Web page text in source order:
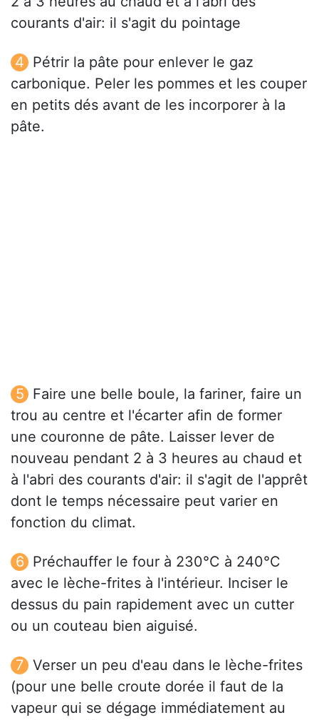
courants d'air: il s'agit du pointage
Pétrir la pâte pour enlever le gaz
carbonique. Peler les pommes et les couper
en petits dés avant de les incorporer à la
pâte.
Faire une belle boule, la fariner, faire un
trou au centre et l'écarter afin de former
une couronne de pâte. Laisser lever de
nouveau pendant 2 à 3 heures au chaud et
à l'abri des courants d'air: il s'agit de l'apprêt
dont le temps nécessaire peut varier en
fonction du climat.
Préchauffer le four à 230°C à 240°C
avec le lèche-frites à l'intérieur. Inciser le
dessus du pain rapidement avec un cutter
ou un couteau bien aiguisé.
Verser un peu d'eau dans le lèche-frites
(pour une belle croute dorée il faut de la
vapeur qui se dégage immédiatement au